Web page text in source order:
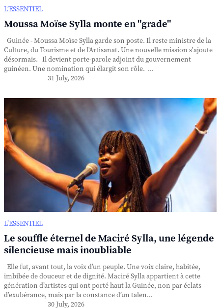
L’ESSENTIEL
Moussa Moïse Sylla monte en "grade"
Guinée - Moussa Moïse Sylla garde son poste. Il reste ministre de la
Culture, du Tourisme et de l'Artisanat. Une nouvelle mission s'ajoute
désormais. Il devient porte-parole adjoint du gouvernement
guinéen. Une nomination qui élargit son rôle. ...
31 July, 2026
L’ESSENTIEL
Le souffle éternel de Maciré Sylla, une légende
silencieuse mais inoubliable
Elle fut, avant tout, la voix d’un peuple. Une voix claire, habitée,
imbibée de douceur et de dignité. Maciré Sylla appartient à cette
génération d’artistes qui ont porté haut la Guinée, non par éclats
d’exubérance, mais par la constance d’un talen...
30 July, 2026